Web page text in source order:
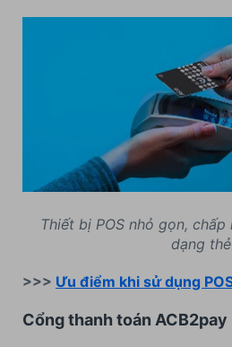
Thiết bị POS nhỏ gọn,
dạng thẻ
>>> Ưu điểm khi sử dụng
Cổng thanh toán ACB2pay